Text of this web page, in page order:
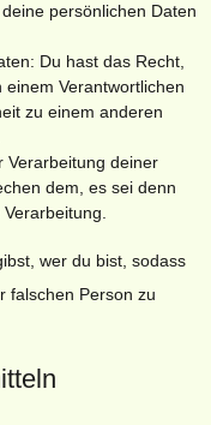
persönlichen Daten
Du hast das Recht,
Verantwortlichen
zu einem anderen
Verarbeitung deiner
dem, es sei denn
wer du bist, sodass
falschen Person zu